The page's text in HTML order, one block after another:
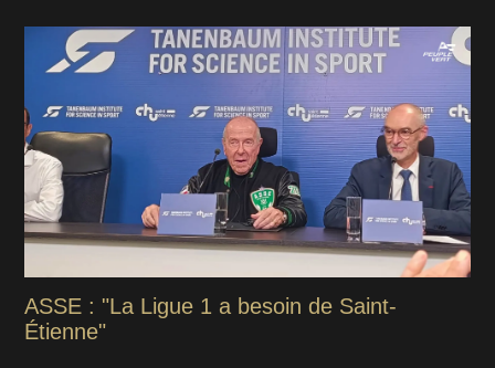
ASSE : "La Ligue 1 a besoin de Saint-
Étienne"